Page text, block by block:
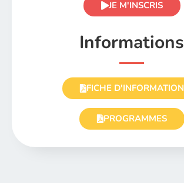
JE M'INSCRIS
Informations
FICHE D'INFORMATION
PROGRAMMES